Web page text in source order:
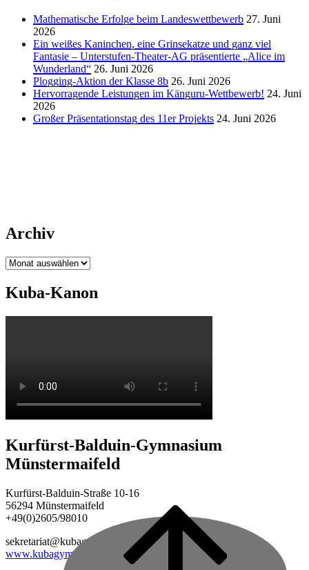
Mathematische Erfolge beim Landeswettbewerb 27. Juni
2026
Ein weißes Kaninchen, eine Grinsekatze und ganz viel
Fantasie – Unterstufen-Theater-AG präsentierte „Alice im
Wunderland“ 26. Juni 2026
Plogging-Aktion der Klasse 8b 26. Juni 2026
Hervorragende Leistungen im Känguru-Wettbewerb! 24. Juni
2026
Großer Präsentationstag des 11er Projekts 24. Juni 2026
Archiv
Archiv
Kuba-Kanon
top
Kurfürst-Balduin-Gymnasium
Münstermaifeld
Kurfürst-Balduin-Straße 10-16
56294 Münstermaifeld
+49(0)2605/98010
sekretariat@kubagym.de
www.kubagym.org